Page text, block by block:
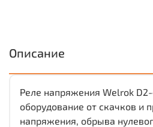
Описание
Реле напряжения Welrok
оборудование от скачков и
напряжения, обрыва